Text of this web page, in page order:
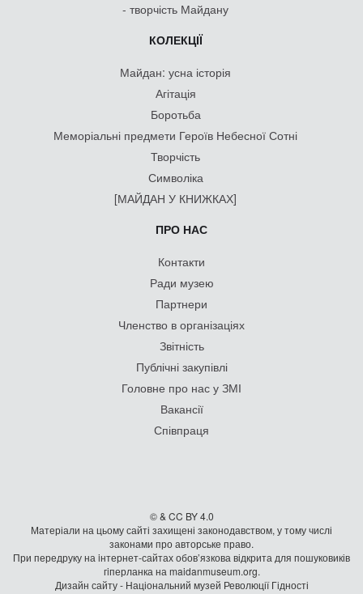
- творчість Майдану
КОЛЕКЦІЇ
Майдан: усна історія
Агітація
Боротьба
Меморіальні предмети Героїв Небесної Сотні
Творчість
Символіка
[МАЙДАН У КНИЖКАХ]
ПРО НАС
Контакти
Ради музею
Партнери
Членство в організаціях
Звітність
Публічні закупівлі
Головне про нас у ЗМІ
Вакансії
Співпраця
© & CC BY 4.0
Матеріали на цьому сайті захищені законодавством, у тому числі
законами про авторське право.
При передруку на iнтернет-сайтах обов’язкова відкрита для пошуковиків
гiперланка на maidanmuseum.org.
Дизайн сайту - Національний музей Революції Гідності